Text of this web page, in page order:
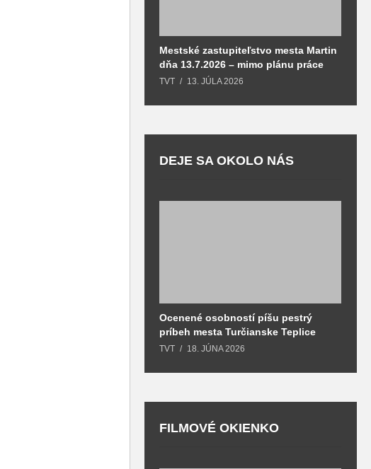
Mestské zastupiteľstvo mesta Martin
dňa 13.7.2026 – mimo plánu práce
TVT 13. JÚLA 2026
DEJE SA OKOLO NÁS
Ocenené osobností píšu pestrý
príbeh mesta Turčianske Teplice
TVT 18. JÚNA 2026
FILMOVÉ OKIENKO